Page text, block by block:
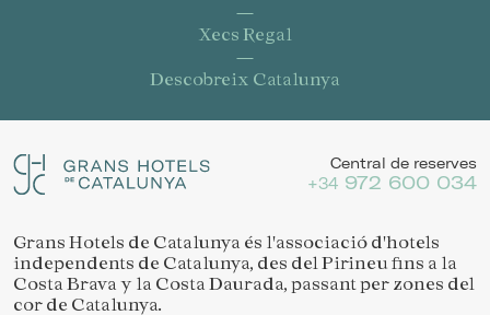
Xecs Regal
Descobreix Catalunya
Central de reserves
+34 972 600 034
Grans Hotels de Catalunya és l'associació d'hotels
independents de Catalunya, des del Pirineu fins a la
Costa Brava y la Costa Daurada, passant per zones del
cor de Catalunya.